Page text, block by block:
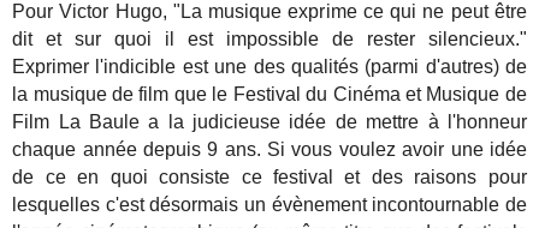
Pour Victor Hugo, "La musique exprime ce qui ne peut être
dit et sur quoi il est impossible de rester silencieux."
Exprimer l'indicible est une des qualités (parmi d'autres) de
la musique de film que le Festival du Cinéma et Musique de
Film La Baule a la judicieuse idée de mettre à l'honneur
chaque année depuis 9 ans. Si vous voulez avoir une idée
de ce en quoi consiste ce festival et des raisons pour
lesquelles c'est désormais un évènement incontournable de